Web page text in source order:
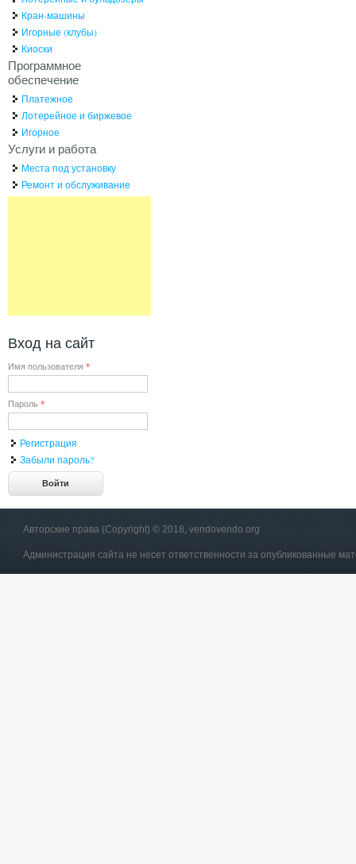
Кран-машины
Игорные (клубы)
Киоски
Программное
обеспечение
Платежное
Лотерейное и биржевое
Игорное
Услуги и работа
Места под установку
Ремонт и обслуживание
Вход на сайт
Имя пользователя *
Пароль *
Регистрация
Забыли пароль?
Авторские права (Copyright) © 2018, vendovendo.org
Администрация сайта не несет ответственности за опубликованные